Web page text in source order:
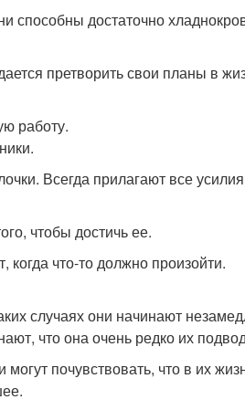
способны достаточно
претворить свои планы в
работу.
Всегда прилагают все
чтобы достичь ее.
когда что-то должно произойти.
случаях они начинают
что она очень редко их
почувствовать, что в их